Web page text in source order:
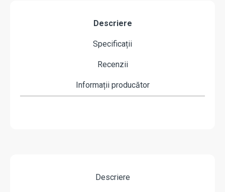
Descriere
Specificații
Recenzii
Informații producător
Descriere